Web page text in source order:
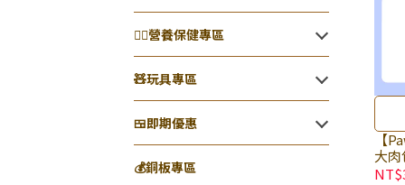
👨‍⚕️營養保健專區
🧸玩具專區
🍱即期優惠
💰銅板專區
【
大
(廠